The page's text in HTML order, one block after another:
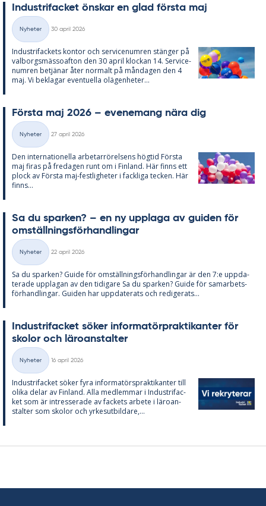
In­du­stri­fac­ket öns­kar en glad förs­ta maj
Kategorier
Nyheter
30 april 2026
In­du­stri­fac­kets kon­tor och ser­vice­num­ren stäng­er på
val­borgs­mäs­so­af­ton den 30 april kloc­kan 14. Ser­vice­
num­ren be­tjä­nar åter nor­malt på mån­da­gen den 4
maj. Vi be­kla­gar even­tu­el­la olä­gen­he­ter...
Förs­ta maj 2026 – eve­ne­mang nära dig
Kategorier
Nyheter
27 april 2026
Den in­ter­na­tio­nel­la ar­be­tar­rö­rel­sens hög­tid Förs­ta
maj fi­ras på fre­da­gen runt om i Fin­land. Här fin­ns ett
plock av Förs­ta maj-fest­lig­he­ter i fack­li­ga tec­ken. Här
fin­ns...
Sa du spar­ken? – en ny upp­laga av gui­den för
om­ställ­nings­för­hand­ling­ar
Kategorier
Nyheter
22 april 2026
Sa du spar­ken? Guide för om­ställ­nings­för­hand­ling­ar är den 7:e upp­da­
te­ra­de upp­la­gan av den ti­di­ga­re Sa du spar­ken? Guide för sam­ar­bets­
för­hand­ling­ar. Gui­den har upp­da­te­ra­ts och re­di­ge­ra­ts...
In­du­stri­fac­ket sö­ker in­for­ma­törprak­ti­kan­ter för
sko­lor och läro­an­stal­ter
Kategorier
Nyheter
16 april 2026
In­du­stri­fac­ket sö­ker fyra in­for­ma­tör­sprak­ti­kan­ter till
oli­ka de­lar av Fin­land. Alla med­lem­mar i In­du­stri­fac­
ket som är in­tres­se­ra­de av fac­kets ar­bete i läro­an­
stal­ter som sko­lor och yr­kes­ut­bil­da­re,...